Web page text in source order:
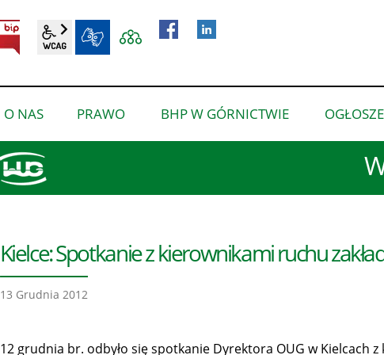
BIP wcag2.1
O NAS
pokaż
podmenu
PRAWO
pokaż
podmenu
BHP W GÓRNICTWIE
pokaż
podmenu
Kielce: Spotkanie z kierownikami ruchu
13 Grudnia 2012
12 grudnia br. odbyło się spotkanie Dyrektora OUG w Kielcach